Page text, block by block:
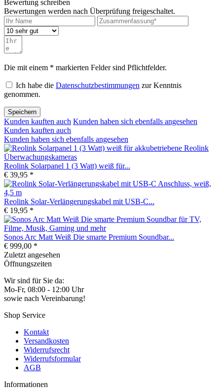
Bewertung schreiben
Bewertungen werden nach Überprüfung freigeschaltet.
Die mit einem * markierten Felder sind Pflichtfelder.
Ich habe die Datenschutzbestimmungen zur Kenntnis
genommen.
Speichern
Kunden kauften auch Kunden haben sich ebenfalls angesehen
Kunden kauften auch
Kunden haben sich ebenfalls angesehen
Reolink Solarpanel 1 (3 Watt) weiß für...
€ 39,95 *
Reolink Solar-Verlängerungskabel mit USB-C...
€ 19,95 *
Sonos Arc Matt Weiß Die smarte Premium Soundbar...
€ 999,00 *
Zuletzt angesehen
Öffnungszeiten
Wir sind für Sie da:
Mo-Fr, 08:00 - 12:00 Uhr
sowie nach Vereinbarung!
Shop Service
Kontakt
Versandkosten
Widerrufsrecht
Widerrufsformular
AGB
Informationen